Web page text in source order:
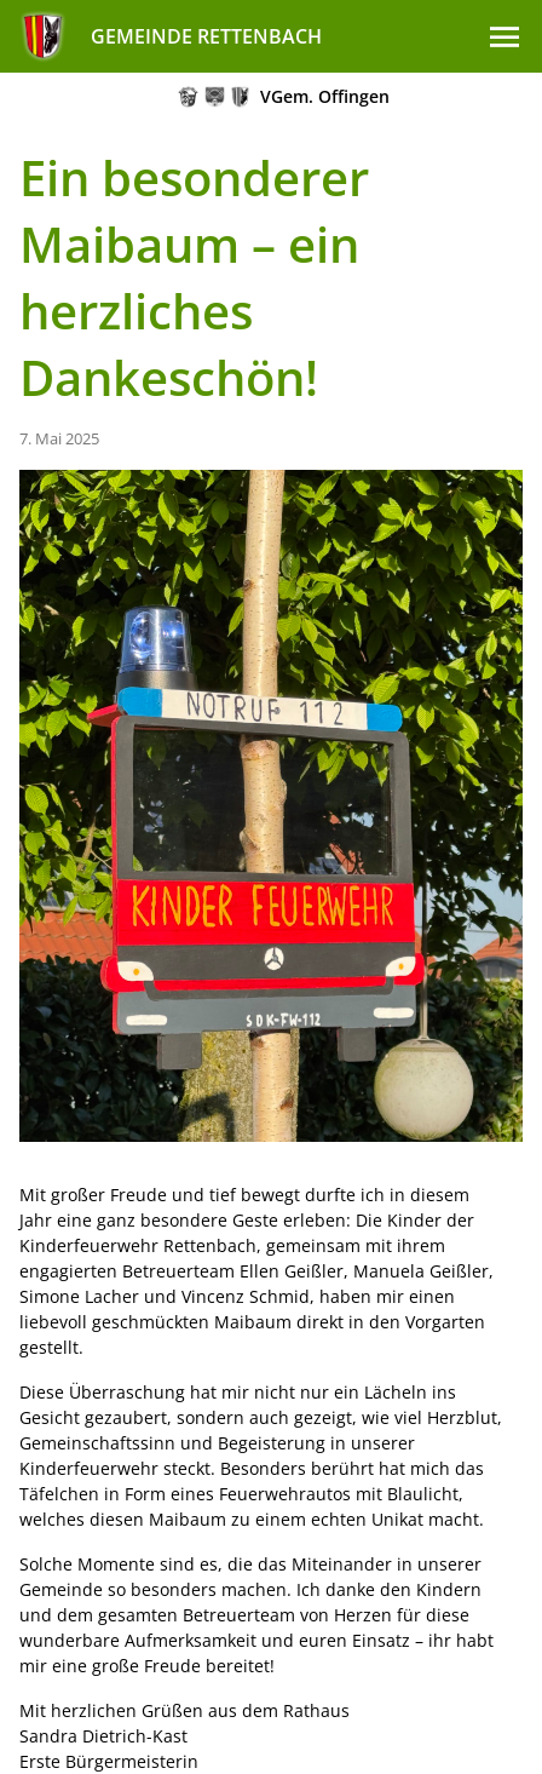
GEMEINDE RETTENBACH
VGem. Offingen
Ein besonderer
Maibaum – ein
herzliches
Dankeschön!
7. Mai 2025
Mit großer Freude und tief bewegt durfte ich in diesem
Jahr eine ganz besondere Geste erleben: Die Kinder der
Kinderfeuerwehr Rettenbach, gemeinsam mit ihrem
engagierten Betreuerteam Ellen Geißler, Manuela Geißler,
Simone Lacher und Vincenz Schmid, haben mir einen
liebevoll geschmückten Maibaum direkt in den Vorgarten
gestellt.
Diese Überraschung hat mir nicht nur ein Lächeln ins
Gesicht gezaubert, sondern auch gezeigt, wie viel Herzblut,
Gemeinschaftssinn und Begeisterung in unserer
Kinderfeuerwehr steckt. Besonders berührt hat mich das
Täfelchen in Form eines Feuerwehrautos mit Blaulicht,
welches diesen Maibaum zu einem echten Unikat macht.
Solche Momente sind es, die das Miteinander in unserer
Gemeinde so besonders machen. Ich danke den Kindern
und dem gesamten Betreuerteam von Herzen für diese
wunderbare Aufmerksamkeit und euren Einsatz – ihr habt
mir eine große Freude bereitet!
Mit herzlichen Grüßen aus dem Rathaus
Sandra Dietrich-Kast
Erste Bürgermeisterin